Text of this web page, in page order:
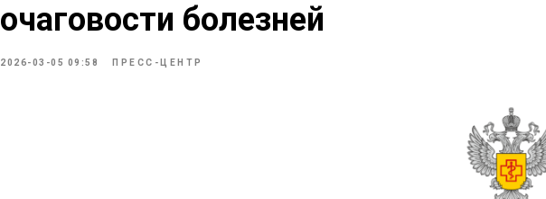
очаговости болезней
2026-03-05 09:58 ПРЕСС-ЦЕНТР